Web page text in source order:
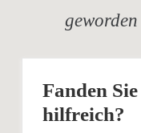
Fanden
hilfreich?